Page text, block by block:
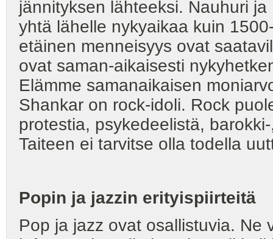
jännityksen lähteeksi. Nauhuri
yhtä lähelle nykyaikaa kuin
etäinen menneisyys ovat
ovat saman-aikaisesti
Elämme samanaikaisen
Shankar on rock-idoli. Rock
protestia, psykedeelistä,
Taiteen ei tarvitse olla todella
Popin ja jazzin erityispiirteitä
Pop ja jazz ovat osallistuvia. Ne